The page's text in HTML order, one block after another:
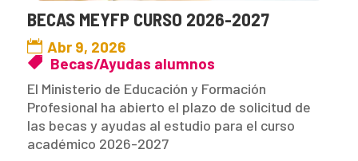
BECAS MEYFP CURSO 2026-2027
Abr 9, 2026
Becas/Ayudas alumnos
El Ministerio de Educación y Formación
Profesional ha abierto el plazo de solicitud de
las becas y ayudas al estudio para el curso
académico 2026-2027